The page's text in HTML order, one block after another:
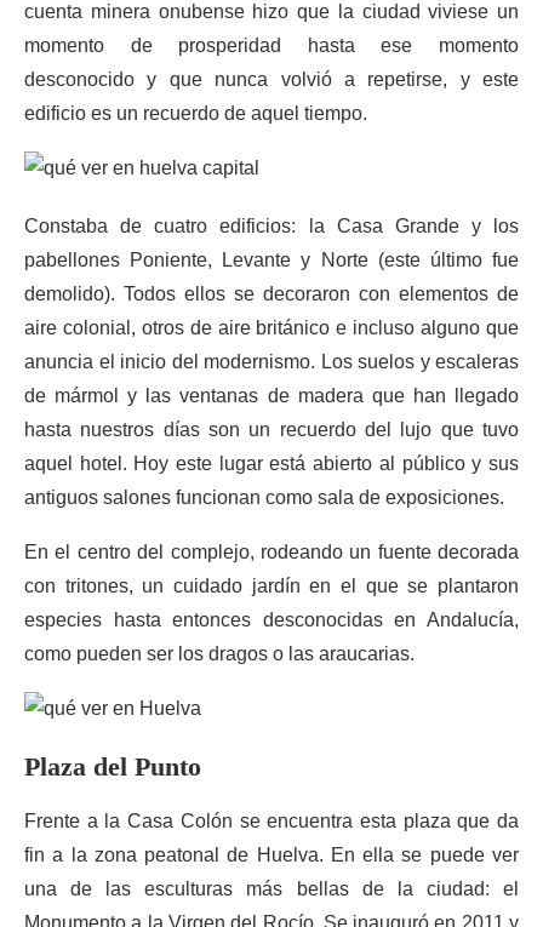
cuenta minera onubense hizo que la ciudad viviese un
momento de prosperidad hasta ese momento
desconocido y que nunca volvió a repetirse, y este
edificio es un recuerdo de aquel tiempo.
Constaba de cuatro edificios: la Casa Grande y los
pabellones Poniente, Levante y Norte (este último fue
demolido). Todos ellos se decoraron con elementos de
aire colonial, otros de aire británico e incluso alguno que
anuncia el inicio del modernismo. Los suelos y escaleras
de mármol y las ventanas de madera que han llegado
hasta nuestros días son un recuerdo del lujo que tuvo
aquel hotel. Hoy este lugar está abierto al público y sus
antiguos salones funcionan como sala de exposiciones.
En el centro del complejo, rodeando un fuente decorada
con tritones, un cuidado jardín en el que se plantaron
especies hasta entonces desconocidas en Andalucía,
como pueden ser los dragos o las araucarias.
Plaza del Punto
Frente a la Casa Colón se encuentra esta plaza que da
fin a la zona peatonal de Huelva. En ella se puede ver
una de las esculturas más bellas de la ciudad: el
Monumento a la Virgen del Rocío. Se inauguró en 2011 y